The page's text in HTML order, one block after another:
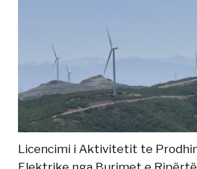
Licencimi i Aktivitetit te